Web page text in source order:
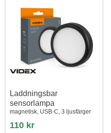
Laddningsbar
sensorlampa
magnetisk, USB-C, 3 ljusfärger
110 kr